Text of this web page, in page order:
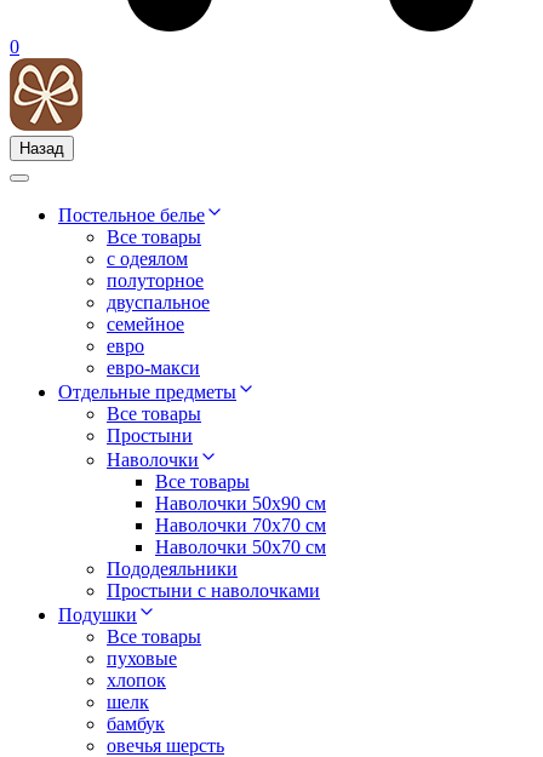
0
Назад
Постельное белье
Все товары
с одеялом
полуторное
двуспальное
семейное
евро
евро-макси
Отдельные предметы
Все товары
Простыни
Наволочки
Все товары
Наволочки 50x90 см
Наволочки 70x70 cм
Наволочки 50х70 см
Пододеяльники
Простыни с наволочками
Подушки
Все товары
пуховые
хлопок
шелк
бамбук
овечья шерсть